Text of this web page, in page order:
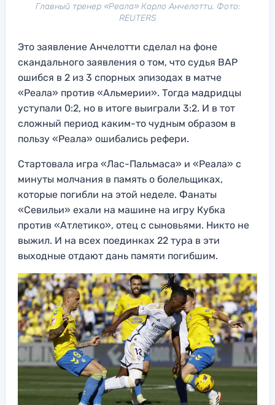
Главный тренер «Реала» Карло Анчелотти. Фото:
REUTERS
Это заявление Анчелотти сделал на фоне
скандального заявления о том, что судья ВАР
ошибся в 2 из 3 спорных эпизодах в матче
«Реала» против «Альмерии». Тогда мадридцы
уступали 0:2, но в итоге выиграли 3:2. И в тот
сложный период каким-то чудным образом в
пользу «Реала» ошибались рефери.
Стартовала игра «Лас-Пальмаса» и «Реала» с
минуты молчания в память о болельщиках,
которые погибли на этой неделе. Фанаты
«Севильи» ехали на машине на игру Кубка
против «Атлетико», отец с сыновьями. Никто не
выжил. И на всех поединках 22 тура в эти
выходные отдают дань памяти погибшим.